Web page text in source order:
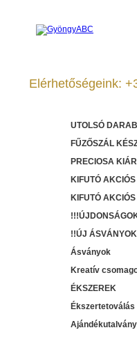
Elérhetőségeink:
UTOLSÓ
FŰZŐSZÁL
PRECIOSA
KIFUTÓ
KIFUTÓ
!!ÚJ
Ásványok
Kreatív
ÉKSZEREK
Ékszertetoválás
Ajándékutalvány